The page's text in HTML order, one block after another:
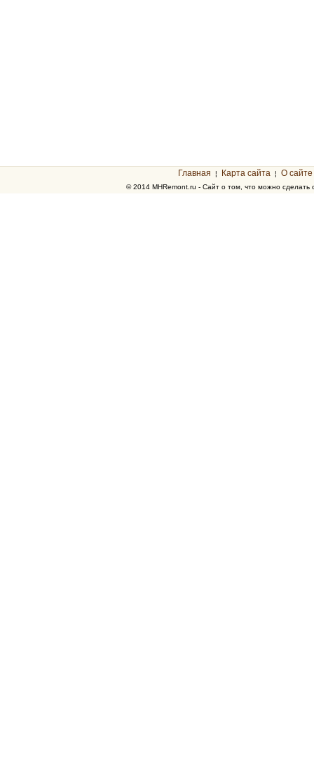
Главная ¦ Карта сайта ¦ О сайте
© 2014 MHRemont.ru - Сайт о том, что можно сделать